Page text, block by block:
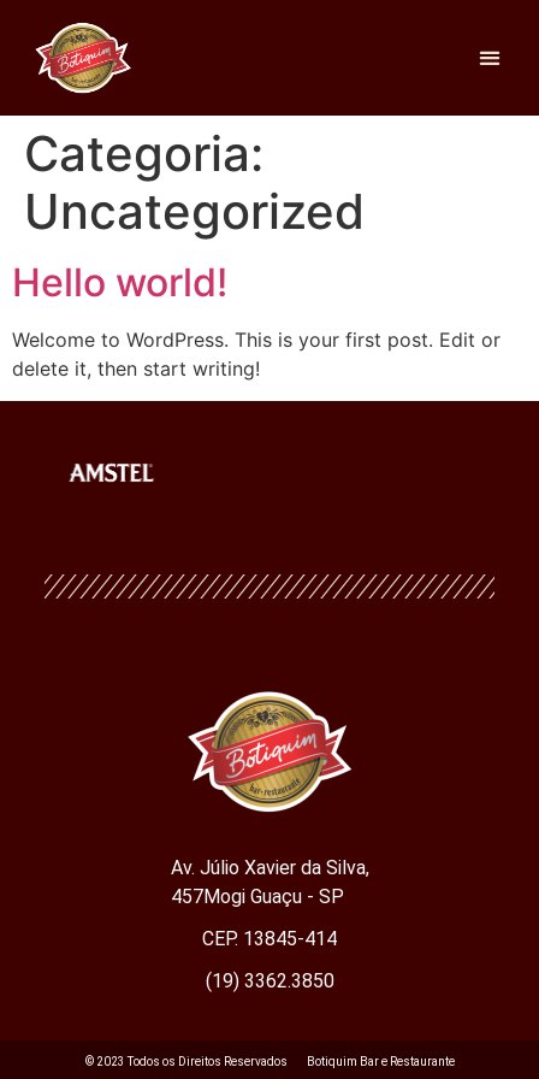
Categoria:
Uncategorized
Hello world!
Welcome to WordPress. This is your first post. Edit or
delete it, then start writing!
Av. Júlio Xavier da Silva,
457Mogi Guaçu - SP
CEP. 13845-414
(19) 3362.3850
©️ 2023 Todos os Direitos Reservados Botiquim Bar e Restaurante